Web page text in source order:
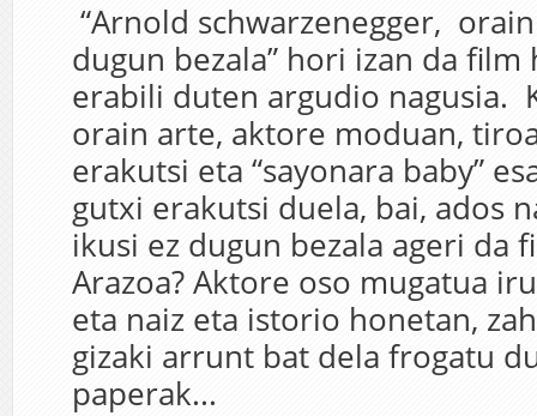
“Arnold schwarzenegger,
dugun bezala” hori izan da film
erabili duten argudio nagusia.
orain arte, aktore moduan,
erakutsi eta “sayonara baby”
gutxi erakutsi duela, bai, ados
ikusi ez dugun bezala ageri da
Arazoa? Aktore oso mugatua
eta naiz eta istorio honetan,
gizaki arrunt bat dela frogatu
paperak...